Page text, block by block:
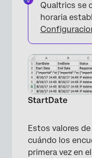
Qualtrics se
horaria
StartDate
Estos valores
cuándo los
primera vez en